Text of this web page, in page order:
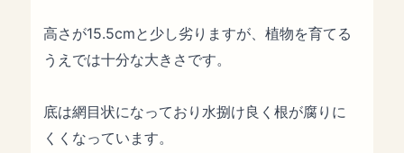
高さが15.5cmと少し劣りますが、植物を育てる
うえでは十分な大きさです。
底は網目状になっており水捌け良く根が腐りに
くくなっています。